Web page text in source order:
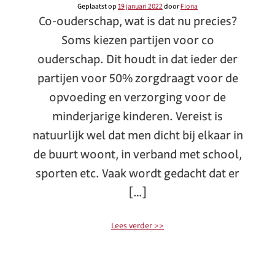
Geplaatst op19 januari 2022doorFiona
Co-ouderschap, wat is dat nu precies?
Soms kiezen partijen voor co
ouderschap. Dit houdt in dat ieder der
partijen voor 50% zorgdraagt voor de
opvoeding en verzorging voor de
minderjarige kinderen. Vereist is
natuurlijk wel dat men dicht bij elkaar in
de buurt woont, in verband met school,
sporten etc. Vaak wordt gedacht dat er
[…]
Lees verder >>